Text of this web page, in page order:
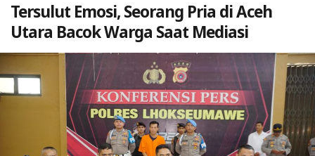
Tersulut Emosi, Seorang Pria di Aceh
Utara Bacok Warga Saat Mediasi